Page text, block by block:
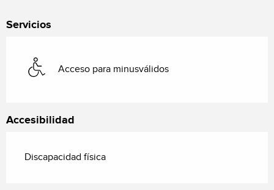
Servicios
Acceso para minusválidos
Accesibilidad
Discapacidad física